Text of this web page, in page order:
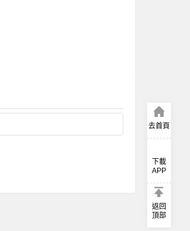
去首頁
下載
APP
返回
頂部